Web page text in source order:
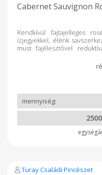
Cabernet Sauvignon
Rendkívül fajtajelleges
ízjegyekkel, élénk
must fajélesztővel
fogyaszthatjuk.
Turay Családi Pincészet